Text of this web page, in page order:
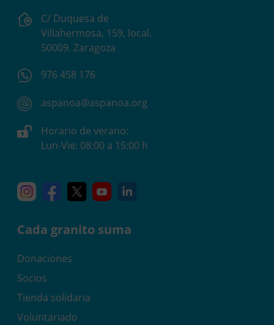
C/ Duquesa de
Villahermosa, 159, local.
50009. Zaragoza
976 458 176
aspanoa@aspanoa.org
Horario de verano:
Lun-Vie: 08:00 a 15:00 h
InstagramFacebook
X YouTube
Cada granito suma
Donaciones
Socios
Tienda solidaria
Voluntariado